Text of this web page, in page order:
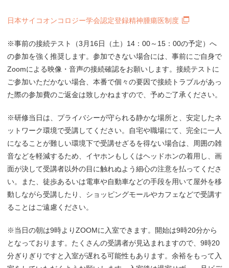
日本サイコオンコロジー学会認定登録精神腫瘍医制度
※事前の接続テスト（3月16日（土）14：00～15：00の予定）へ
の参加を強く推奨します。参加できない場合には、事前にご自身で
Zoomによる映像・音声の接続確認をお願いします。接続テストに
ご参加いただかない場合、本番で個々の要因で接続トラブルがあっ
た際の参加費のご返金は致しかねますので、予めご了承ください。
※研修当日は、プライバシーが守られる静かな場所と、安定したネ
ットワーク環境で受講してください。自宅や職場にて、完全に一人
になることが難しい環境下で受講せざるを得ない場合は、周囲の雑
音などを軽減するため、イヤホンもしくはヘッドホンの着用し、画
面が決して受講者以外の目に触れぬよう細心の注意を払ってくださ
い。また、徒歩あるいは電車や自動車などの手段を用いて屋外を移
動しながら受講したり、ショッピングモールやカフェなどで受講す
ることはご遠慮ください。
※当日の朝は9時よりZOOMに入室できます。開始は9時20分から
となっております。たくさんの受講者が見込まれますので、9時20
分ぎりぎりですと入室が遅れる可能性もあります。余裕をもって入